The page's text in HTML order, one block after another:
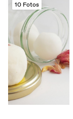
10 Fotos